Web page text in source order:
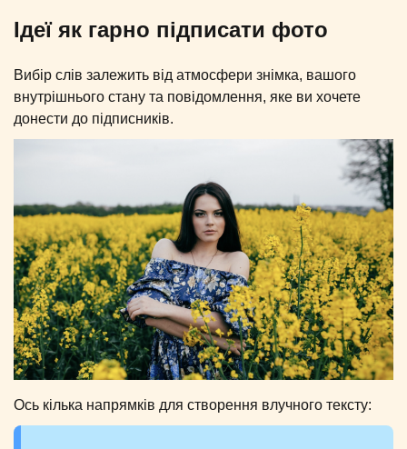
Ідеї як гарно підписати фото
Вибір слів залежить від атмосфери знімка, вашого
внутрішнього стану та повідомлення, яке ви хочете
донести до підписників.
Ось кілька напрямків для створення влучного тексту: